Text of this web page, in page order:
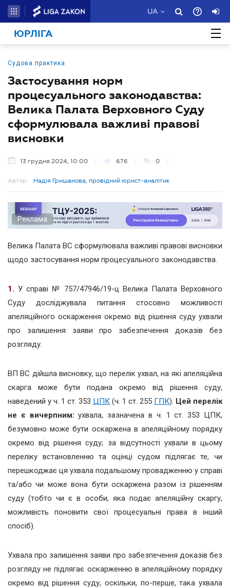
UA
ЮРЛІГА
Судова практика
Застосування норм
процесуального законодавства:
Велика Палата Верховного Суду
сформулювала важливі правові
висновки
13 грудня 2024, 10:00 676 0
Автор: Надія Гришанова, провідний юрист-аналітик
Реклама
Велика Палата ВС сформулювала важливі правові висновки
щодо застосування норм процесуального законодавства.
1. У справі № 757/47946/19-ц Велика Палата Верховного
Суду досліджувала питання стосовно можливості
апеляційного оскарження окремо від рішення суду ухвали
про залишення заяви про забезпечення доказів без
розгляду.
ВП ВС дійшла висновку, що перелік ухвал, на які апеляційна
скарга може бути подана окремо від рішення суду,
наведений у ч. 1 ст. 353 ЦПК (ч. 1 ст. 255 ГПК). Цей перелік
не є вичерпним: ухвала, зазначена в ч. 1 ст. 353 ЦПК,
безумовно може бути оскаржена в апеляційному порядку
окремо від рішення суду; за відсутності ухвали в цьому
переліку встановленню та оцінці судом підлягає те, чи
перешкоджає ця ухвала подальшому провадженню у справі
та/або чи може вона бути оскаржена разом із рішенням
суду (тобто чи є в особи, яка подає апеляційну скаргу,
можливість поновити свої процесуальні права в інший
спосіб).
Ухвала про залишення заяви про забезпечення доказів без
розгляду не підлягає оскарженню в апеляційному порядку
окремо від рішення суду, оскільки, по-перше, така ухвала